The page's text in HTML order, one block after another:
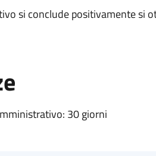
si conclude positivamente si
30 giorni